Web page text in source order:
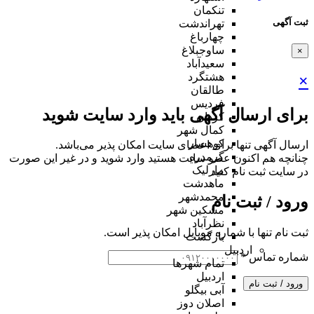
ثبت آگهی
×
×
برای ارسال آگهی باید وارد سایت شوید
ارسال آگهی تنها برای اعضای سایت امکان پذیر می‌باشد.
چنانچه هم‌ اکنون عضو سایت هستید وارد شوید و در غیر این صورت
در سایت ثبت نام کنید
ورود / ثبت نام
ثبت نام تنها با شماره موبایل امکان پذیر است.
شماره تماس*
ورود / ثبت نام
تنکمان
تهراندشت
چهارباغ
ساوجبلاغ
سعیدآباد
هشتگرد
طالقان
فردیس
کردان
کمال شهر
کوهسار
گرمدره
مارلیک
ماهدشت
محمدشهر
مشکین شهر
نظرآباد
بازگشت
اردبیل
تمام شهر‌ها
اردبیل
آبی بیگلو
اصلان دوز